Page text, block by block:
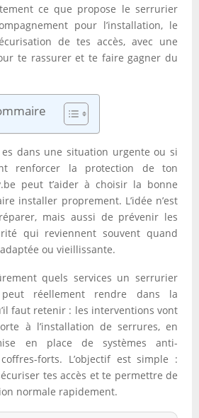
ce que propose le serrurier
pour l’installation, le
de tes accès, avec une
te rassurer et te faire gagner du
dans une situation urgente ou si
renforcer la protection de ton
peut t’aider à choisir la bonne
installer proprement. L’idée n’est
mais aussi de prévenir les
qui reviennent souvent quand
ou vieillissante.
quels services un serrurier
peut réellement rendre dans la
faut retenir : les interventions vont
à l’installation de serrures, en
en place de systèmes anti-
forts. L’objectif est simple :
tes accès et te permettre de
normale rapidement.